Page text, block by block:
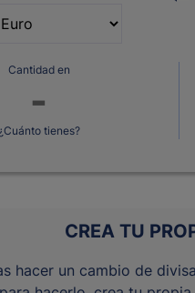
Cantidad en
¿Cuánto tienes?
CREA TU
hacer un cambio de